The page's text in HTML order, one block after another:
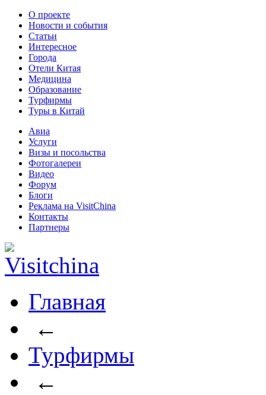
О проекте
Новости и события
Статьи
Интересное
Города
Отели Китая
Медицина
Образование
Турфирмы
Туры в Китай
Авиа
Услуги
Визы и посольства
Фотогалереи
Видео
Форум
Блоги
Реклама на VisitChina
Контакты
Партнеры
Главная
←
Турфирмы
←